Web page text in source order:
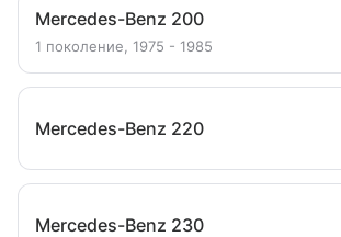
Mercedes-Benz 200
1 поколение, 1975 - 1985
Mercedes-Benz 220
Mercedes-Benz 230